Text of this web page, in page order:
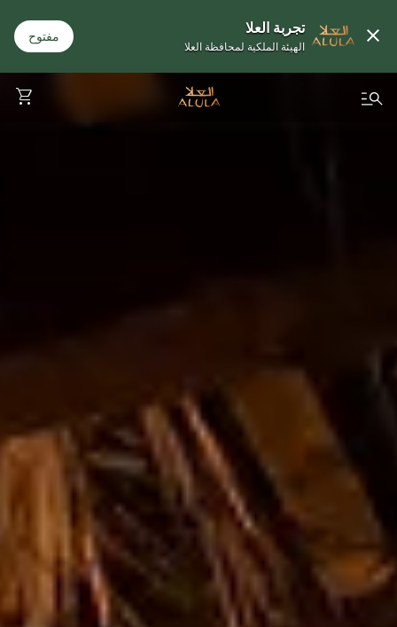
تجربة العلا
الهيئة الملكية لمحافظة العلا
مفتوح